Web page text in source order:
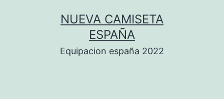
NUEVA CAMISETA
ESPAÑA
Equipacion españa 2022